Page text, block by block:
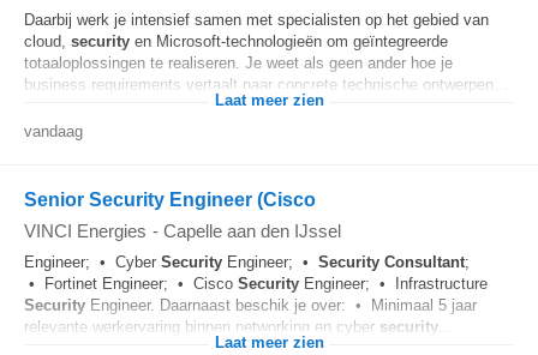
Daarbij werk je intensief samen met specialisten op het gebied van
cloud, security en Microsoft-technologieën om geïntegreerde
totaaloplossingen te realiseren. Je weet als geen ander hoe je
business requirements vertaalt naar concrete technische ontwerpen...
Laat meer zien
vandaag
Senior Security Engineer (Cisco
VINCI Energies - Capelle aan den IJssel
Engineer; • Cyber Security Engineer; • Security Consultant;
• Fortinet Engineer; • Cisco Security Engineer; • Infrastructure
Security Engineer. Daarnaast beschik je over: • Minimaal 5 jaar
relevante werkervaring binnen networking en cyber security
Laat meer zien